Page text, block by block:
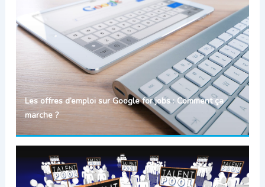
Les offres d’emploi sur Google for jobs : Comment ça
marche ?